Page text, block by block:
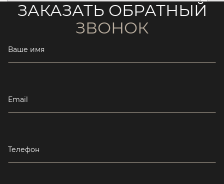
ЗАКАЗАТЬ ОБРАТНЫЙ
ЗВОНОК
Ваше имя
Email
Телефон